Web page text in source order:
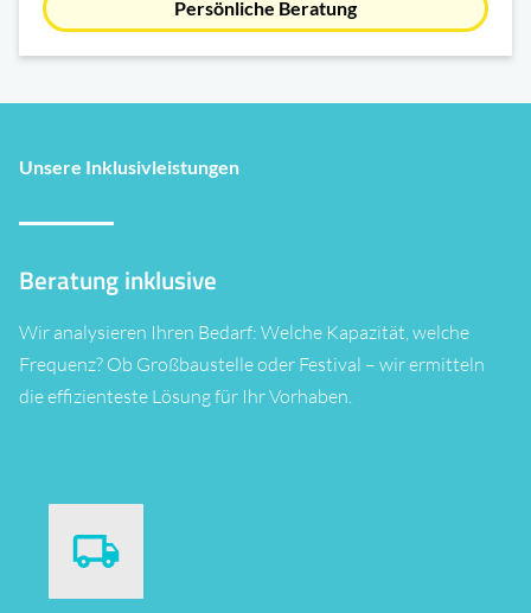
Persönliche Beratung
Unsere Inklusivleistungen
Beratung inklusive
Wir analysieren Ihren Bedarf: Welche Kapazität, welche
Frequenz? Ob Großbaustelle oder Festival – wir ermitteln
die effizienteste Lösung für Ihr Vorhaben.